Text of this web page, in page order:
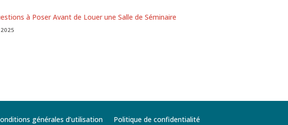
à Poser Avant de Louer une Salle de Séminaire
générales d’utilisation Politique de confidentialité